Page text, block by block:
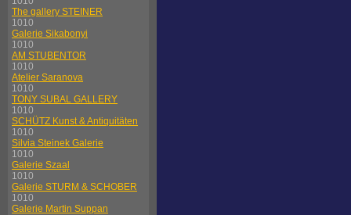
The gallery STEINER
1010
Galerie Sikabonyi
1010
AM STUBENTOR
1010
Atelier Saranova
1010
TONY SUBAL GALLERY
1010
SCHÜTZ Kunst & Antiquitäten
1010
Silvia Steinek Galerie
1010
Galerie Szaal
1010
Galerie STURM & SCHOBER
1010
Galerie Martin Suppan